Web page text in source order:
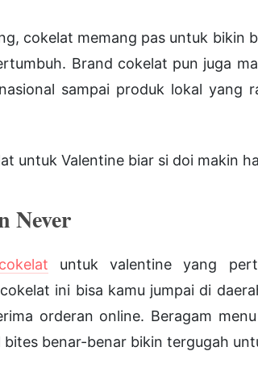
cokelat memang pas untuk bikin
Brand cokelat pun juga
sampai produk lokal yang
untuk Valentine biar si doi makin
Never
untuk valentine yang
ini bisa kamu jumpai di
orderan online. Beragam
benar-benar bikin tergugah